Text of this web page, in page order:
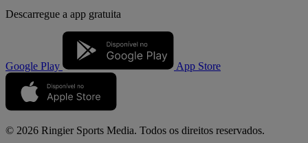
Descarregue a app gratuita
Google Play App Store
© 2026 Ringier Sports Media. Todos os direitos reservados.